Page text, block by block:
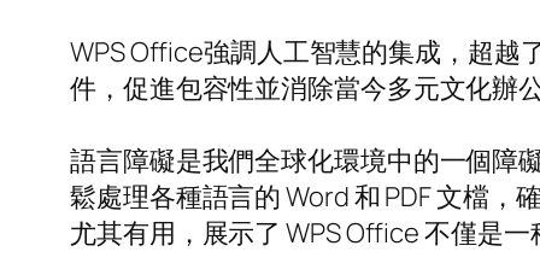
WPS Office強調人工智慧的集成，超越
件，促進包容性並消除當今多元文化辦
語言障礙是我們全球化環境中的一個障
鬆處理各種語言的 Word 和 PDF 文檔
尤其有用，展示了 WPS Office 不僅是